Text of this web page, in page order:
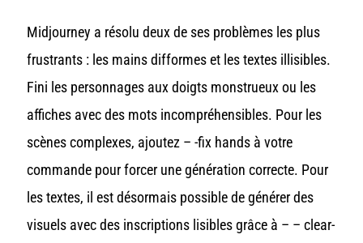
Midjourney a résolu deux de ses problèmes les plus
frustrants : les mains difformes et les textes illisibles.
Fini les personnages aux doigts monstrueux ou les
affiches avec des mots incompréhensibles. Pour les
scènes complexes, ajoutez – -fix hands à votre
commande pour forcer une génération correcte. Pour
les textes, il est désormais possible de générer des
visuels avec des inscriptions lisibles grâce à – – clear-